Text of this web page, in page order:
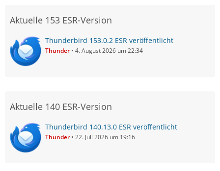
Aktuelle 153 ESR-Version
Thunderbird 153.0.2 ESR veröffentlicht
Thunder 4. August 2026 um 22:34
Aktuelle 140 ESR-Version
Thunderbird 140.13.0 ESR veröffentlicht
Thunder 22. Juli 2026 um 19:16